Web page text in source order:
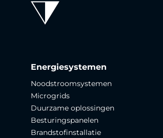
Energiesystemen
Noodstroomsystemen
Microgrids
Duurzame oplossingen
Besturingspanelen
Brandstofinstallatie